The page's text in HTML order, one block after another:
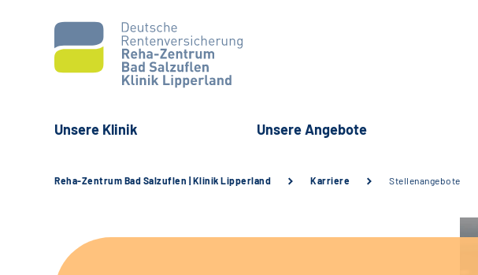
Unsere Klinik Unsere Angebote
Reha-Zentrum Bad Salzuflen | Klinik Lipperland Karriere Stellenangebote